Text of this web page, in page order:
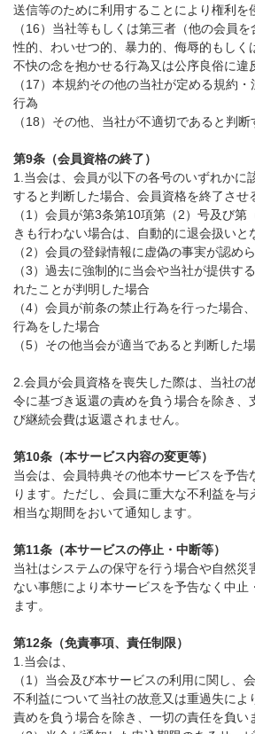
送信等のために利用することにより権利を
（16）当社等もしくは第三者（他の会員を
性的、わいせつ的、暴力的、侮辱的もしく
不快の念を抱かせる行為又は公序良俗に違
（17）本規約その他の当社が定める規約
行為
（18）その他、当社が不適切であると判断
第9条（会員資格の終了）
1.当会は、会員が以下の各号のいずれかに
すると判断した場合、会員資格を終了させ
（1）会員が第3条第10項第（2）号及び第
きも行わない場合は、自動的に退会扱いと
（2）会員の登録情報に虚偽の事実が認め
（3）過去に強制的に当会や当社が提供す
れたことが判明した場合
（4）会員が前条の禁止行為を行った場合
行為をした場合
（5）その他当会が適当であると判断した
2.会員が会員資格を喪失した際は、当社の
令に基づき返還の責めを負う場合を除き、
び継続会費は返還されません。
第10条（本サービス内容の変更等）
当会は、会員特典その他本サービスを予告
ります。ただし、会員に重大な不利益を与
相当な期間をおいて通知します。
第11条（本サービスの停止・中断等）
当社はシステムの保守を行う場合や自然災
ない事態により本サービスを予告なく中止
ます。
第12条（免責事項、責任制限）
1.当会は、
（1）当会及び本サービスの利用に関し、
不利益について当社の故意又は重過失によ
責めを負う場合を除き、一切の責任を負い